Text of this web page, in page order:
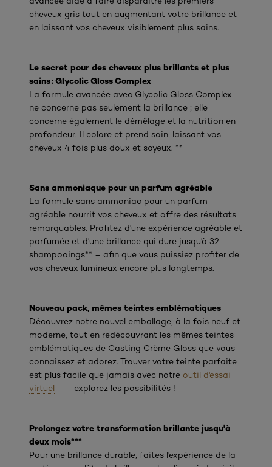
cheveux gris tout en augmentant votre brillance et
en laissant vos cheveux visiblement plus sains.
Le secret pour des cheveux plus brillants et plus
sains : Glycolic Gloss Complex
La formule avancée avec Glycolic Gloss Complex
ne concerne pas seulement la brillance ; elle
concerne également le démêlage et la nutrition en
profondeur. Il colore et prend soin, laissant vos
cheveux 4 fois plus doux et soyeux. **
Sans ammoniaque pour un parfum agréable
La formule sans ammoniac pour un parfum
agréable nourrit vos cheveux et offre des résultats
remarquables. Profitez d'une expérience agréable et
parfumée et d'une brillance qui dure jusqu'à 32
shampooings** – afin que vous puissiez profiter de
vos cheveux lumineux encore plus longtemps.
Nouveau pack, mêmes teintes emblématiques
Découvrez notre nouvel emballage, à la fois neuf et
moderne, tout en redécouvrant les mêmes teintes
emblématiques de Casting Crème Gloss que vous
connaissez et adorez. Trouver votre teinte parfaite
est plus facile que jamais avec notre outil d'essai
virtuel – – explorez les possibilités !
Prolongez votre transformation brillante jusqu'à
deux mois***
Pour une brillance durable, faites l'expérience de la